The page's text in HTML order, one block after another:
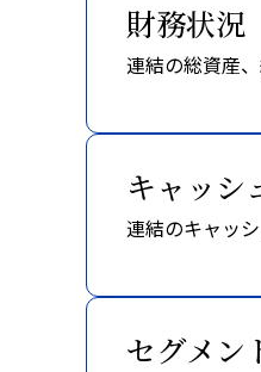
財務状況
連結の総資産
キャッシ
連結のキャッ
セグメン